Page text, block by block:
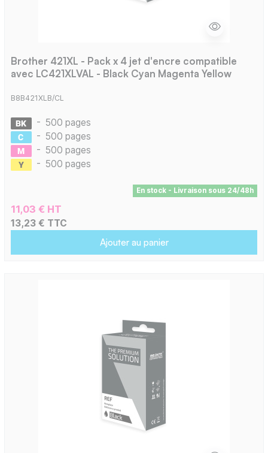
Brother 421XL - Pack x 4 jet d'encre compatible
avec LC421XLVAL - Black Cyan Magenta Yellow
B8B421XLB/CL
- 500 pages
- 500 pages
- 500 pages
- 500 pages
En stock - Livraison sous 24/48h
11,03 € HT
13,23 € TTC
Ajouter au panier